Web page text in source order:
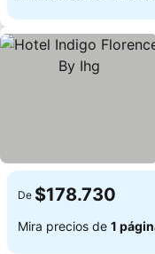
De $178.730
Mira precios de 1